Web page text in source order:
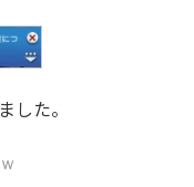
した。